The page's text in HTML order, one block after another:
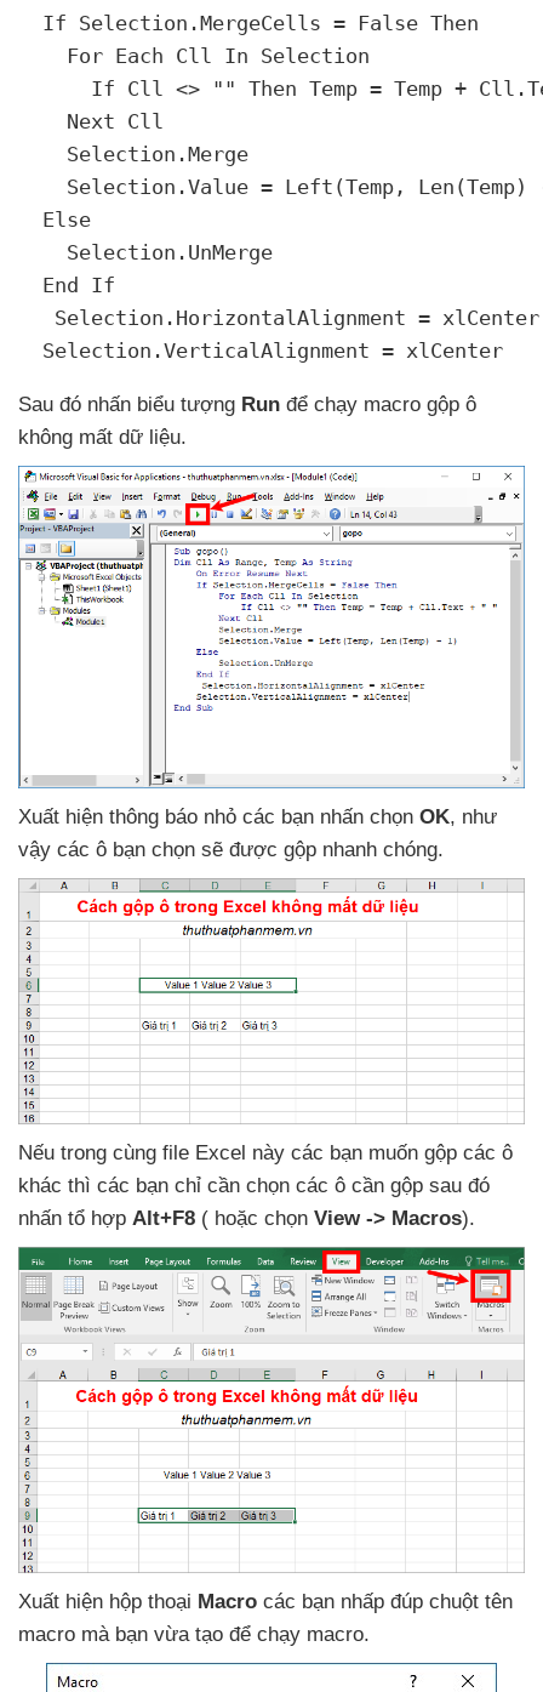
  If Selection.MergeCells = False Then
    For Each Cll In Selection
If Cll <> "" Then Temp = Temp +
    Next Cll
    Selection.Merge
    Selection.Value = Left(Temp
,
  Else
    Selection.UnMerge
  End If
   Selection.HorizontalAlignment = xlCenter
Sau đó nhấn biểu tượng Run để chạy macro gộp ô
không mất dữ liệu.
Xuất hiện thông báo nhỏ các bạn nhấn chọn OK, như
vậy các ô bạn chọn sẽ được gộp nhanh chóng.
Nếu trong cùng file Excel này các bạn muốn gộp các ô
khác thì các bạn chỉ cần chọn các ô cần gộp sau đó
nhấn tổ hợp Alt+F8 ( hoặc chọn View -> Macros).
Xuất hiện hộp thoại Macro các bạn nhấp đúp chuột tên
macro mà bạn vừa tạo để chạy macro.